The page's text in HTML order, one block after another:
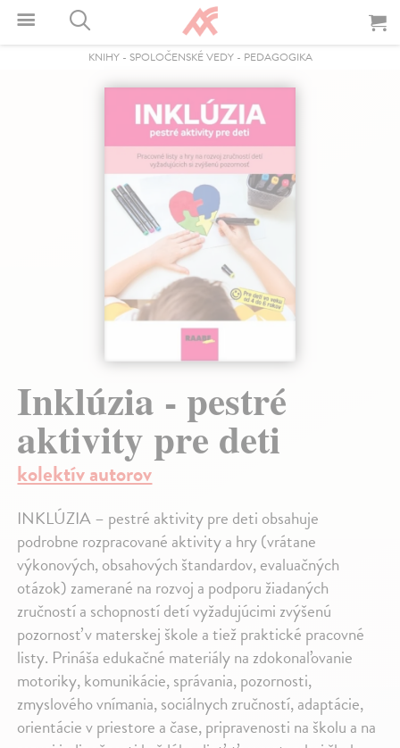
KNIHY- SPOLOČENSKÉ VEDY- PEDAGOGIKA
Inklúzia - pestré
aktivity pre deti
kolektív autorov
INKLÚZIA – pestré aktivity pre deti obsahuje
podrobne rozpracované aktivity a hry (vrátane
výkonových, obsahových štandardov, evaluačných
otázok) zamerané na rozvoj a podporu žiadaných
zručností a schopností detí vyžadujúcimi zvýšenú
pozornosť v materskej škole a tiež praktické pracovné
listy. Prináša edukačné materiály na zdokonaľovanie
motoriky, komunikácie, správania, pozornosti,
zmyslového vnímania, sociálnych zručností, adaptácie,
orientácie v priestore a čase, pripravenosti na školu a na